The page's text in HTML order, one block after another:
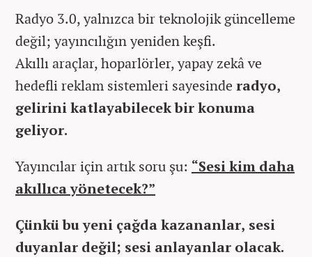
Radyo 3.0, yalnızca bir teknolojik güncelleme
değil; yayıncılığın yeniden keşfi.
Akıllı araçlar, hoparlörler, yapay zekâ ve
hedefli reklam sistemleri sayesinde radyo,
gelirini katlayabilecek bir konuma
geliyor.
Yayıncılar için artık soru şu: “Sesi kim daha
akıllıca yönetecek?”
Çünkü bu yeni çağda kazananlar, sesi
duyanlar değil; sesi anlayanlar olacak.